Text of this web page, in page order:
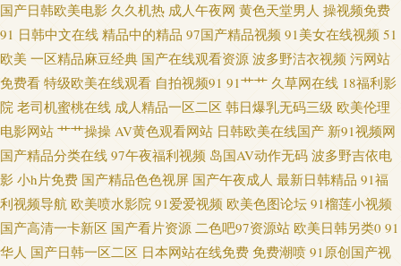
人直播午夜 91在线看视频 成人超碰网 国产在线理论片a 久久在线伊人 日韩
成人网免费 先锋在线资源 91免费大片 www91在线 岛国黄色免费在线 青青久
操 亚洲成人黄色 99激情 国产av自拍高清 美女91网站 日韩乱淫差羞视频 91黑
久久草青青草av avtb麻豆花绯 欧美A∨在线观看 伊人色色 ts做爱 国产人妖ts
欧美AA岛国 色穴穴网 91久久大香蕉 超碰人妻人人 韩日视频 免费黄色链接
国产日韩欧美电影 久久机热 成人午夜网 黄色天堂男人 操视频免费
91 日韩中文在线 精品中的精品 97国产精品视频 91美女在线视频 51
欧美 一区精品麻豆经典 国产在线观看资源 波多野洁衣视频 污网站
免费看 特级欧美在线观看 自拍视频91 91艹艹 久草网在线 18福利影
院 老司机蜜桃在线 成人精品一区二区 韩日爆乳无码三级 欧美伦理
电影网站 艹艹操操 AV黄色观看网站 日韩欧美在线国产 新91视频网
国产精品分类在线 97午夜福利视频 岛国AV动作无码 波多野吉依电
影 小h片免费 国产精品色色视屏 国产午夜成人 最新日韩精品 91福
利视频导航 欧美喷水影院 91爱爱视频 欧美色图论坛 91榴莲小视频
国产高清一卡新区 国产看片资源 二色吧97资源站 欧美日韩另类0 91
华人 国产日韩一区二区 日本网站在线免费 免费潮喷 91原创国产视